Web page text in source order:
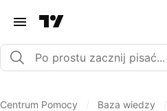
Centrum Pomocy Baza wiedzy